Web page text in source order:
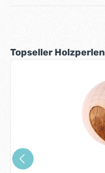
Produktgalerie überspringen
Topseller Holzperlen